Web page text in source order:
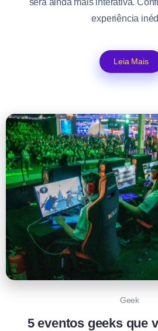
experiência
Leia Mais
Geek
5 eventos geeks que